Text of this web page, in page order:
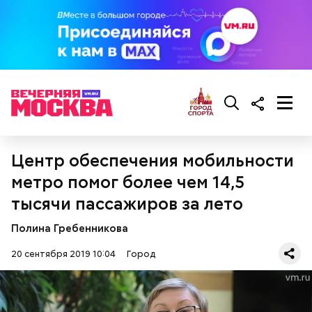
Центр обеспечения мобильности
метро помог более чем 14,5
тысячи пассажиров за лето
Полина Гребенникова
20 сентября 2019 10:04 Город
Грибной суп с фасолью